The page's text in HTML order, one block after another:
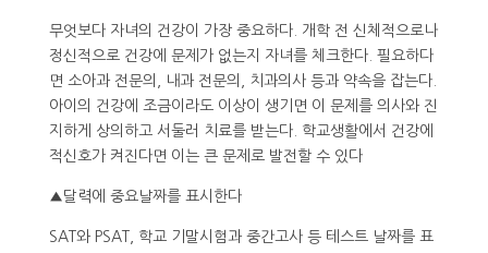
무엇보다 자녀의 건강이 가장 중요하다. 개학 전 신체적으로나
정신적으로 건강에 문제가 없는지 자녀를 체크한다. 필요하다
면 소아과 전문의, 내과 전문의, 치과의사 등과 약속을 잡는다.
아이의 건강에 조금이라도 이상이 생기면 이 문제를 의사와 진
지하게 상의하고 서둘러 치료를 받는다. 학교생활에서 건강에
적신호가 켜진다면 이는 큰 문제로 발전할 수 있다
▲달력에 중요날짜를 표시한다
SAT와 PSAT, 학교 기말시험과 중간고사 등 테스트 날짜를 표